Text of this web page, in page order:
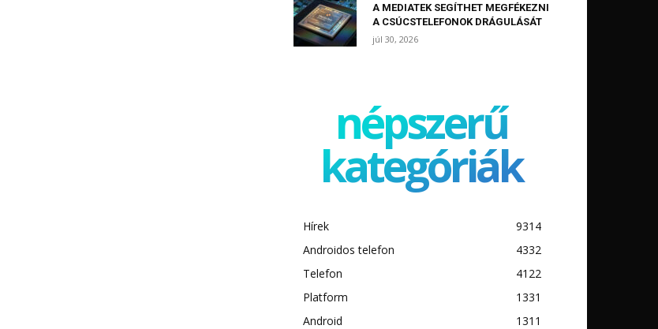
A MEDIATEK SEGÍTHET MEGFÉKEZNI
A CSÚCSTELEFONOK DRÁGULÁSÁT
júl 30, 2026
népszerű
kategóriák
Hírek
9314
Androidos telefon
4332
Telefon
4122
Platform
1331
Android
1311